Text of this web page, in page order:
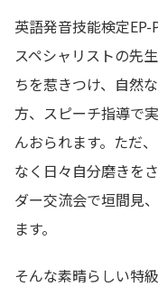
英語発音技能検定
スペシャリストの先
ちを惹きつけ、自然
方、スピーチ指導で
んおられます。ただ
なく日々自分磨きを
ダー交流会で垣間見
ます。
そんな素晴らしい特